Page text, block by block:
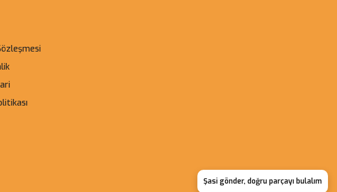
Şasi gönder, doğru parçayı bulalım